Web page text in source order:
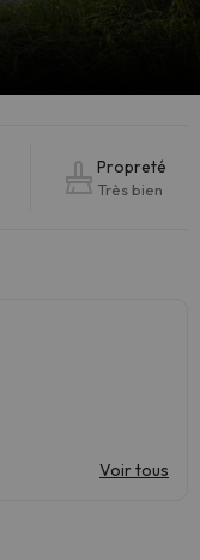
Propreté
Très bien
Voir tous